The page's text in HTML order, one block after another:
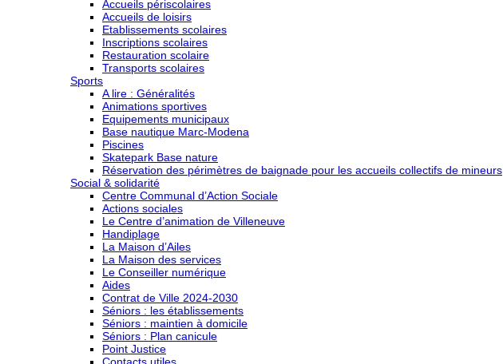
Accueils périscolaires
Accueils de loisirs
Etablissements scolaires
Inscriptions scolaires
Restauration scolaire
Transports scolaires
Sports
A lire : Généralités
Animations sportives
Equipements municipaux
Base nautique Marc-Modena
Piscines
Skatepark Base nature
Réservation des périmètres de baignade pour les accueils collectifs de mineurs
Social & solidarité
Centre Communal d’Action Sociale
Actions sociales
Le Centre d’animation de Villeneuve
Handiplage
La Maison d’Ailes
La Maison des services
Le Conseiller numérique
Aides
Contrat de Ville 2024-2030
Séniors : les établissements
Séniors : maintien à domicile
Séniors : Plan canicule
Point Justice